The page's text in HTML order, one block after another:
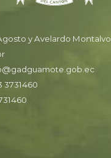
y Avelardo Montalvo.
3731460